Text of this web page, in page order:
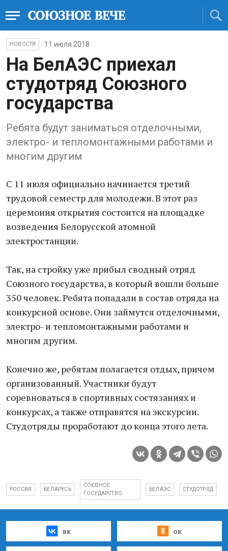
НОВОСТИ 11 июля 2018
На БелАЭС приехал
студотряд Союзного
государства
Ребята будут заниматься отделочными,
электро- и тепломонтажными работами и
многим другим
С 11 июля официально начинается третий
трудовой семестр для молодежи. В этот раз
церемония открытия состоится на площадке
возведения Белорусской атомной
электростанции.
Так, на стройку уже прибыл сводный отряд
Союзного государства, в который вошли больше
350 человек. Ребята попадали в состав отряда на
конкурсной основе. Они займутся отделочными,
электро- и тепломонтажными работами и
многим другим.
Конечно же, ребятам полагается отдых, причем
организованный. Участники будут
соревноваться в спортивных состязаниях и
конкурсах, а также отправятся на экскурсии.
Студотряды проработают до конца этого лета.
РОССИЯ БЕЛАРУСЬ
СОЮЗНОЕ
ГОСУДАРСТВО
БЕЛАЭС СТУДОТРЯД
вк ок